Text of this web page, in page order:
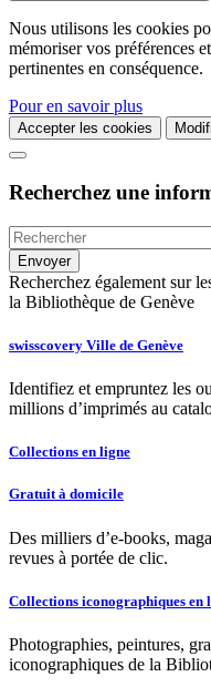
Nous utilisons les cookies
mémoriser vos préférences
pertinentes en conséquence.
Pour en savoir plus
Accepter les cookies
Recherchez une
Recherchez également sur
la Bibliothèque de Genève
swisscovery Ville de Genève
Identifiez et empruntez les
millions d’imprimés au
Collections en ligne
Gratuit à domicile
Des milliers d’e-books,
revues à portée de clic.
Collections iconographiques en
Photographies, peintures,
iconographiques de la